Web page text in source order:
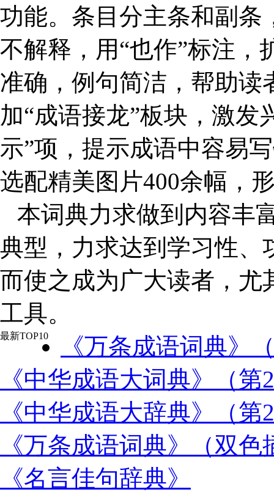
功能。条目分主条和副条
不解释，用“也作”标注，
准确，例句简洁，帮助读
加“成语接龙”板块，激发
示”项，提示成语中容易
选配精美图片400余幅，
本词典力求做到内容丰
典型，力求达到学习性、
而使之成为广大读者，尤
工具。
最新TOP10
《万条成语词典》
《中华成语大词典》（第
《中华成语大辞典》（第
《万条成语词典》（双色
《名言佳句辞典》